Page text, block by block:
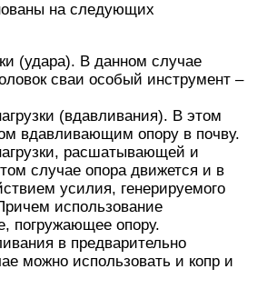
на следующих
(удара). В данном случае
сваи особый инструмент –
(вдавливания). В этом
вдавливающим опору в почву.
расшатывающей и
случае опора движется и в
усилия, генерируемого
использование
погружающее опору.
в предварительно
можно использовать и копр и